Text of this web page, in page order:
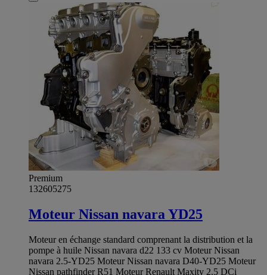
Premium
132605275
Moteur Nissan navara YD25
Moteur en échange standard comprenant la distribution et la
pompe à huile Nissan navara d22 133 cv Moteur Nissan
navara 2.5-YD25 Moteur Nissan navara D40-YD25 Moteur
Nissan pathfinder R51 Moteur Renault Maxity 2.5 DCi